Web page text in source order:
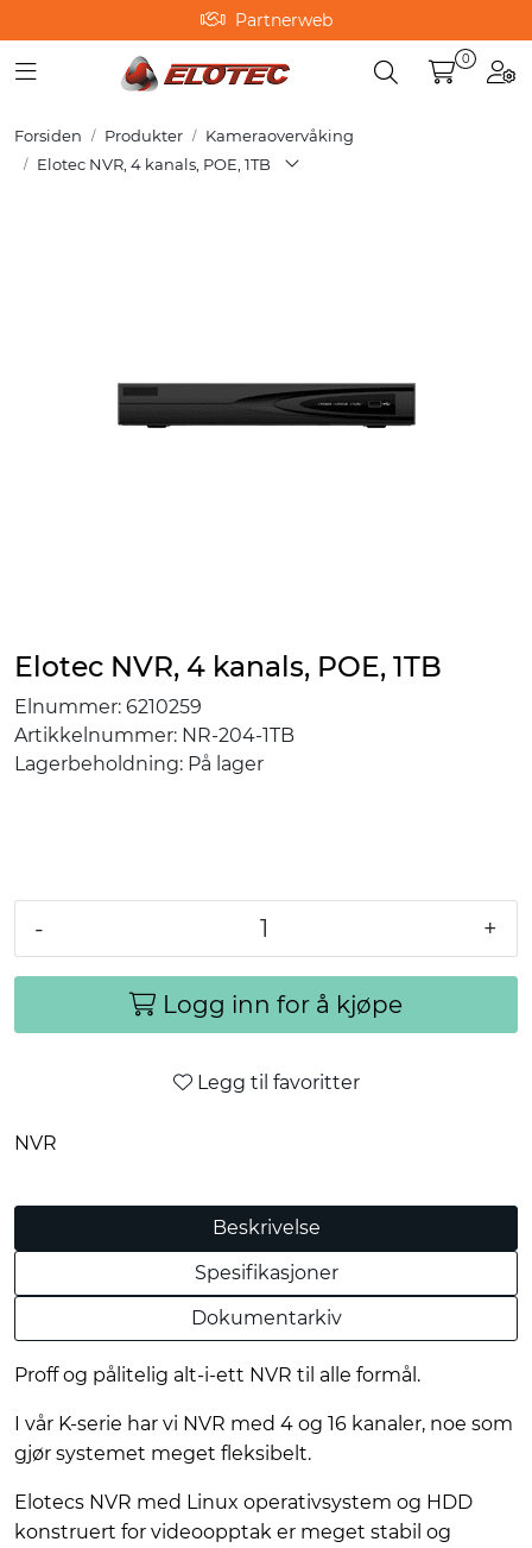
Partnerweb
Toggle navigation Toggle search
0
Forsiden Produkter
Kameraovervåking
Elotec NVR, 4 kanals, POE, 1TB
Elotec NVR, 4 kanals, POE, 1TB
Elnummer: 6210259
Artikkelnummer: NR-204-1TB
Lagerbeholdning: På lager
- +
Logg inn for å kjøpe
Legg til favoritter
NVR
Beskrivelse
Spesifikasjoner
Dokumentarkiv
Proff og pålitelig alt-i-ett NVR til alle formål.
I vår K-serie har vi NVR med 4 og 16 kanaler, noe som
gjør systemet meget fleksibelt.
Elotecs NVR med Linux operativsystem og HDD
konstruert for videoopptak er meget stabil og
Løsninger
Nettbutikk